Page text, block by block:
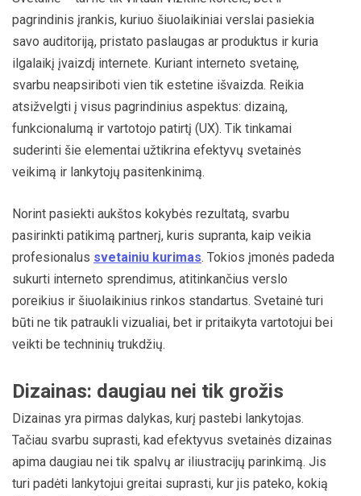
pagrindinis įrankis, kuriuo šiuolaikiniai verslai pasiekia
savo auditoriją, pristato paslaugas ar produktus ir kuria
ilgalaikį įvaizdį internete. Kuriant interneto svetainę,
svarbu neapsiriboti vien tik estetine išvaizda. Reikia
atsižvelgti į visus pagrindinius aspektus: dizainą,
funkcionalumą ir vartotojo patirtį (UX). Tik tinkamai
suderinti šie elementai užtikrina efektyvų svetainės
veikimą ir lankytojų pasitenkinimą.
Norint pasiekti aukštos kokybės rezultatą, svarbu
pasirinkti patikimą partnerį, kuris supranta, kaip veikia
profesionalus svetainiu kurimas. Tokios įmonės padeda
sukurti interneto sprendimus, atitinkančius verslo
poreikius ir šiuolaikinius rinkos standartus. Svetainė turi
būti ne tik patraukli vizualiai, bet ir pritaikyta vartotojui bei
veikti be techninių trukdžių.
Dizainas: daugiau nei tik grožis
Dizainas yra pirmas dalykas, kurį pastebi lankytojas.
Tačiau svarbu suprasti, kad efektyvus svetainės dizainas
apima daugiau nei tik spalvų ar iliustracijų parinkimą. Jis
turi padėti lankytojui greitai suprasti, kur jis pateko, kokią